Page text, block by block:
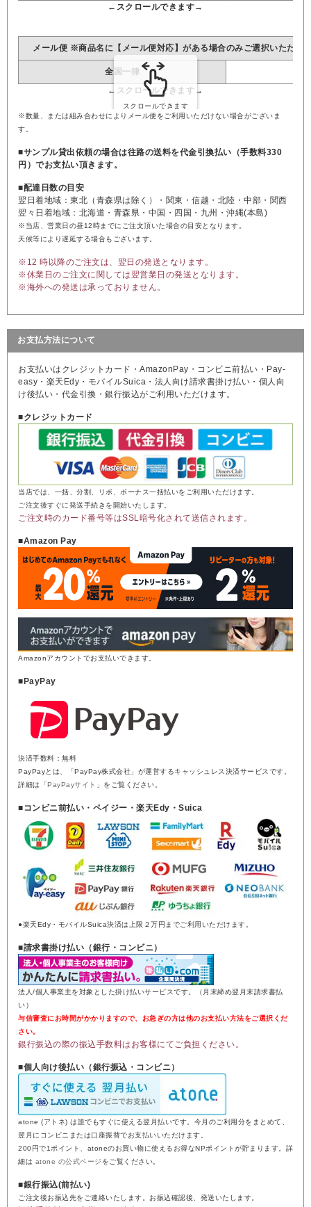
メール便 ※商品名に【メール便対応】がある場合のみご選択いただけ
全国一律
※数量、または組み合わせによりメール便をご利用いただけない場合がございま
す。
■サンプル貸出依頼の場合は往路の送料を代金引換払い（手数料330
円）でお支払い頂きます。
■配達日数の目安
翌日着地域：東北（青森県は除く）・関東・信越・北陸・中部・関西
翌々日着地域：北海道・青森県・中国・四国・九州・沖縄(本島)
※当店、営業日の昼12時までにご注文頂いた場合の目安となります。
天候等により遅延する場合もございます。
※12 時以降のご注文は、翌日の発送となります。
※休業日のご注文に関しては翌営業日の発送となります。
※海外への発送は承っておりません。
お支払方法について
お支払いはクレジットカード・AmazonPay・コンビニ前払い・Pay-
easy・楽天Edy・モバイルSuica・法人向け請求書掛け払い・個人向
け後払い・代金引換・銀行振込がご利用いただけます。
■クレジットカード
当店では、一括、分割、リボ、ボーナス一括払いをご利用いただけます。
ご注文後すぐに発送手続きを開始いたします。
ご注文時のカード番号等はSSL暗号化されて送信されます。
■Amazon Pay
Amazonアカウントでお支払いできます。
■PayPay
決済手数料：無料
PayPayとは、「PayPay株式会社」が運営するキャッシュレス決済サービスです。
詳細は「PayPayサイト 」をご覧ください。
■コンビニ前払い・ペイジー・楽天Edy・Suica
●楽天Edy・モバイルSuica決済は上限２万円までご利用いただけます。
■請求書掛け払い（銀行・コンビニ）
法人/個人事業主を対象とした掛け払いサービスです。（月末締め翌月末請求書払
い）
与信審査にお時間がかかりますので、お急ぎの方は他のお支払い方法をご選択くだ
さい。
銀行振込の際の振込手数料はお客様にてご負担ください。
■個人向け後払い（銀行振込・コンビニ）
atone (アトネ) は誰でもすぐに使える翌月払いです。今月のご利用分をまとめて、
翌月にコンビニまたは口座振替でお支払いいただけます。
200円で1ポイント、atoneのお買い物に使えるお得なNPポイントが貯まります。詳
細は atone の公式ページ をご覧ください。
■銀行振込(前払い)
ご注文後お振込先をご連絡いたします。お振込確認後、発送いたします。